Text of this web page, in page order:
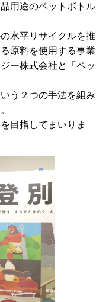
用途のペットボトル
水平リサイクルを推
原料を使用する事業
ー株式会社と「ペッ
う２つの手法を組み
目指してまいりま